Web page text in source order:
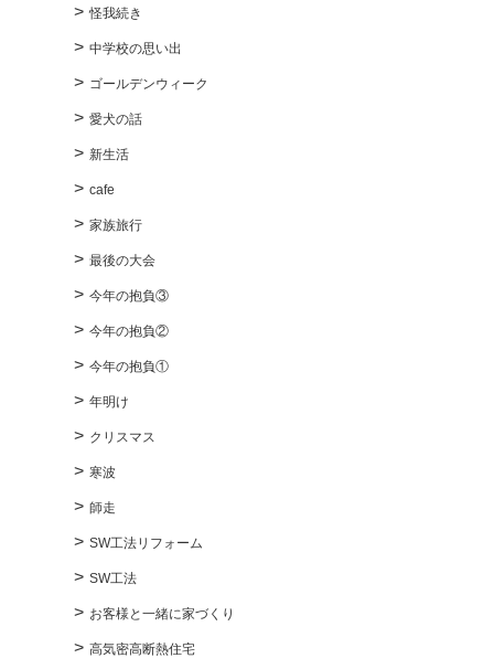
怪我続き
中学校の思い出
ゴールデンウィーク
愛犬の話
新生活
cafe
家族旅行
最後の大会
今年の抱負③
今年の抱負②
今年の抱負①
年明け
クリスマス
寒波
師走
SW工法リフォーム
SW工法
お客様と一緒に家づくり
高気密高断熱住宅